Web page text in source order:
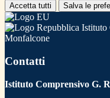
Accetta tutti Salva le
Istituto
Monfalcone
Contatti
Istituto Comprensivo G.